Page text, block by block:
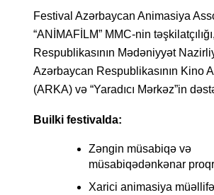
Festival Azərbaycan Animasiya
“ANİMAFİLM” MMC-nin
Respublikasının Mədəniyyət
Azərbaycan Respublikasının Kino
(ARKA) və “Yaradıcı Mərkəz”in
Builki festivalda:
Zəngin müsabiqə və
müsabiqədənkənar
Xarici animasiya